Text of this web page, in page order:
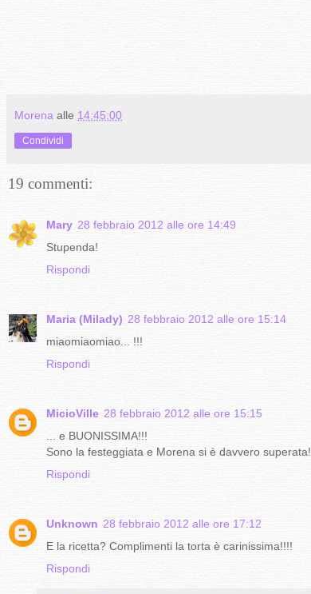
Morena alle 14:45:00
Condividi
19 commenti:
Mary 28 febbraio 2012 alle ore 14:49
Stupenda!
Rispondi
Maria (Milady) 28 febbraio 2012 alle ore 15:14
miaomiaomiao... !!!
Rispondi
MicioVille 28 febbraio 2012 alle ore 15:15
... e BUONISSIMA!!!
Sono la festeggiata e Morena si è davvero superata!
Rispondi
Unknown 28 febbraio 2012 alle ore 17:12
E la ricetta? Complimenti la torta è carinissima!!!!
Rispondi